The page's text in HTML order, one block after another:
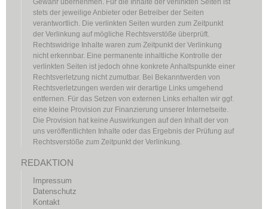
stets der jeweilige Anbieter oder Betreiber der Seiten
verantwortlich. Die verlinkten Seiten wurden zum Zeitpunkt
der Verlinkung auf mögliche Rechtsverstöße überprüft.
Rechtswidrige Inhalte waren zum Zeitpunkt der Verlinkung
nicht erkennbar. Eine permanente inhaltliche Kontrolle der
verlinkten Seiten ist jedoch ohne konkrete Anhaltspunkte einer
Rechtsverletzung nicht zumutbar. Bei Bekanntwerden von
Rechtsverletzungen werden wir derartige Links umgehend
entfernen. Für das Setzen von externen Links erhalten wir ggf.
eine kleine Provision zur Finanzierung unserer Internetseite.
Die Provision hat keine Auswirkungen auf den Inhalt der von
uns veröffentlichten Inhalte oder das Ergebnis der Prüfung auf
Rechtsverstöße zum Zeitpunkt der Verlinkung.
REDAKTION
Impressum
Datenschutz
Kontakt